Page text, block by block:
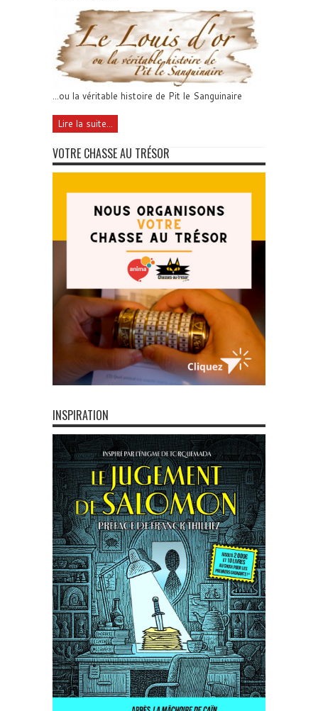
...ou la véritable histoire de Pit le Sanguinaire
Lire la suite...
VOTRE CHASSE AU TRÉSOR
INSPIRATION